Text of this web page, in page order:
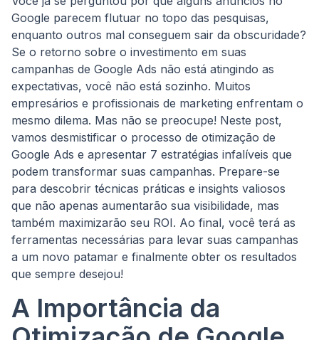
Google parecem flutuar no topo das pesquisas,
enquanto outros mal conseguem sair da obscuridade?
Se o retorno sobre o investimento em suas
campanhas de Google Ads não está atingindo as
expectativas, você não está sozinho. Muitos
empresários e profissionais de marketing enfrentam o
mesmo dilema. Mas não se preocupe! Neste post,
vamos desmistificar o processo de otimização de
Google Ads e apresentar 7 estratégias infalíveis que
podem transformar suas campanhas. Prepare-se
para descobrir técnicas práticas e insights valiosos
que não apenas aumentarão sua visibilidade, mas
também maximizarão seu ROI. Ao final, você terá as
ferramentas necessárias para levar suas campanhas
a um novo patamar e finalmente obter os resultados
que sempre desejou!
A Importância da